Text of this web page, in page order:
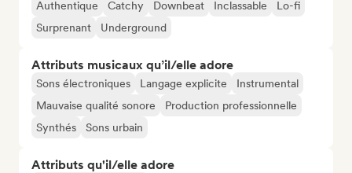
Authentique Catchy Downbeat Inclassable
Lo-fi
Surprenant
Underground
Attributs musicaux qu’il/elle adore
Sons électroniques Langage explicite
Instrumental
Mauvaise qualité sonore
Production professionnelle
Synthés
Sons urbain
Attributs qu'il/elle adore